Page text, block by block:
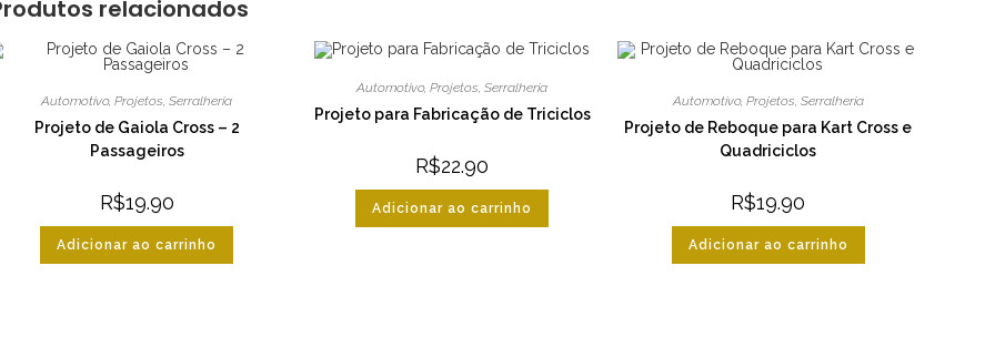
relacionados
Automotivo,Projetos,Serralheria
Projeto de Gaiola Cross – 2
Passageiros
R$19.90
Adicionar ao carrinho
Automotivo,Projetos,Serralheria
Projeto para Fabricação de Triciclos
R$22.90
Adicionar ao carrinho
Automotivo, Projetos, Serralheria
Projeto de Reboque para Kart Cross e
Quadriciclos
R$19.90
Adicionar ao carrinho